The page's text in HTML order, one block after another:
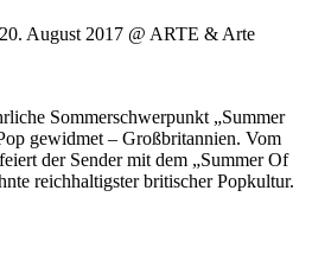
August 2017 @ ARTE & Arte
Sommerschwerpunkt „Summer
gewidmet – Großbritannien. Vom
der Sender mit dem „Summer Of
reichhaltigster britischer Popkultur.